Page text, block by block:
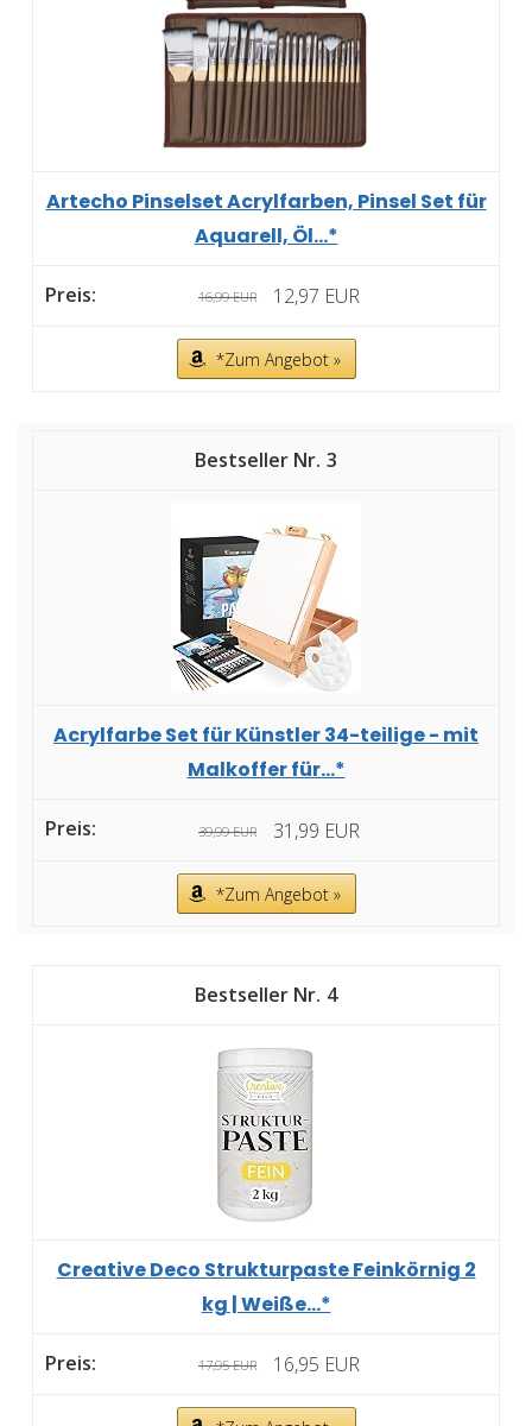
Artecho Pinselset Acrylfarben, Pinsel Set für
Aquarell, Öl...*
16,99 EUR 12,97 EUR
*Zum Angebot »
3
Acrylfarbe Set für Künstler 34-teilige - mit
Malkoffer für...*
39,99 EUR 31,99 EUR
*Zum Angebot »
4
Creative Deco Strukturpaste Feinkörnig 2
kg | Weiße...*
17,95 EUR 16,95 EUR